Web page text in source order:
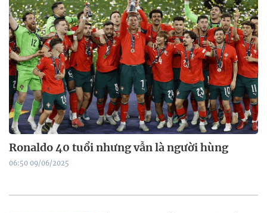
Ronaldo 40 tuổi nhưng vẫn là người hùng
06:50 09/06/2025